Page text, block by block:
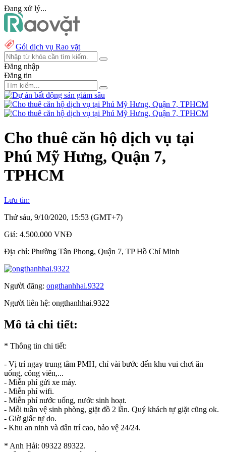
Đang xử lý...
Gói dịch vụ Rao vặt
Đăng nhập
Đăng tin
Cho thuê căn hộ dịch vụ tại
Phú Mỹ Hưng, Quận 7,
TPHCM
Lưu tin:
Thứ sáu, 9/10/2020, 15:53 (GMT+7)
Giá: 4.500.000 VNĐ
Địa chỉ: Phường Tân Phong, Quận 7, TP Hồ Chí Minh
Người đăng: ongthanhhai.9322
Người liên hệ: ongthanhhai.9322
Mô tả chi tiết:
* Thông tin chi tiết:
- Vị trí ngay trung tâm PMH, chỉ vài bước đến khu vui chơi ăn
uống, công viên,...
- Miễn phí gửi xe máy.
- Miễn phí wifi.
- Miễn phí nước uống, nước sinh hoạt.
- Mỗi tuần vệ sinh phòng, giặt đồ 2 lần. Quý khách tự giặt cũng ok.
- Giờ giấc tự do.
- Khu an ninh và dân trí cao, bảo vệ 24/24.
* Anh Hải: 09322 89322.